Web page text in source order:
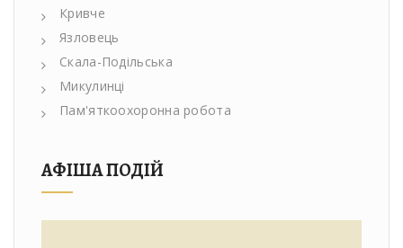
Кривче
Язловець
Скала-Подільська
Микулинці
Пам'яткоохоронна робота
АФІША ПОДІЙ